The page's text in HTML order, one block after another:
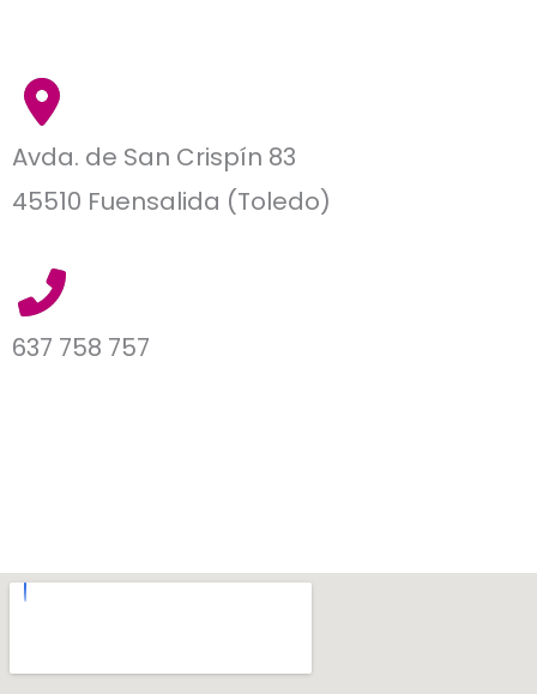
Avda. de San Crispín 83
45510 Fuensalida (Toledo)
637 758 757